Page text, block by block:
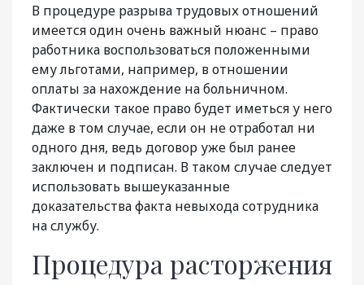
В процедуре разрыва трудовых отношений
имеется один очень важный нюанс – право
работника воспользоваться положенными
ему льготами, например, в отношении
оплаты за нахождение на больничном.
Фактически такое право будет иметься у него
даже в том случае, если он не отработал ни
одного дня, ведь договор уже был ранее
заключен и подписан. В таком случае следует
использовать вышеуказанные
доказательства факта невыхода сотрудника
на службу.
Процедура расторжения